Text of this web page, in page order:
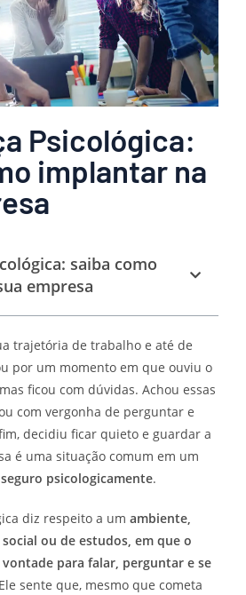
Psicológica:
implantar na
saiba como
empresa
trajetória de trabalho e até de
por um momento em que ouviu o
ficou com dúvidas. Achou essas
com vergonha de perguntar e
decidiu ficar quieto e guardar a
é uma situação comum em um
psicologicamente.
diz respeito a umambiente,
ou de estudos, em que o
para falar, perguntar e se
sente que, mesmo que cometa